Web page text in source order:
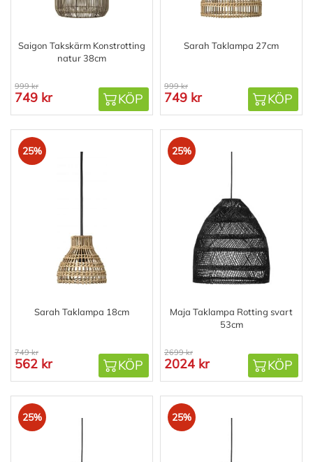
Saigon Takskärm Konstrotting
natur 38cm
999 kr
749 kr KÖP
Sarah Taklampa 27cm
999 kr
749 kr KÖP
25%
Sarah Taklampa 18cm
749 kr
562 kr KÖP
25%
Maja Taklampa Rotting svart
53cm
2699 kr
2024 kr KÖP
25% 25%